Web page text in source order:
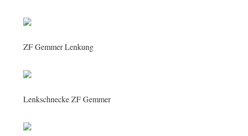
ZF Gemmer Lenkung
Lenkschnecke ZF Gemmer